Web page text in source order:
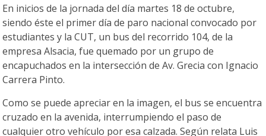
En inicios de la jornada del día martes 18 de octubre,
siendo éste el primer día de paro nacional convocado por
estudiantes y la CUT, un bus del recorrido 104, de la
empresa Alsacia, fue quemado por un grupo de
encapuchados en la intersección de Av. Grecia con Ignacio
Carrera Pinto.
Como se puede apreciar en la imagen, el bus se encuentra
cruzado en la avenida, interrumpiendo el paso de
cualquier otro vehículo por esa calzada. Según relata Luis